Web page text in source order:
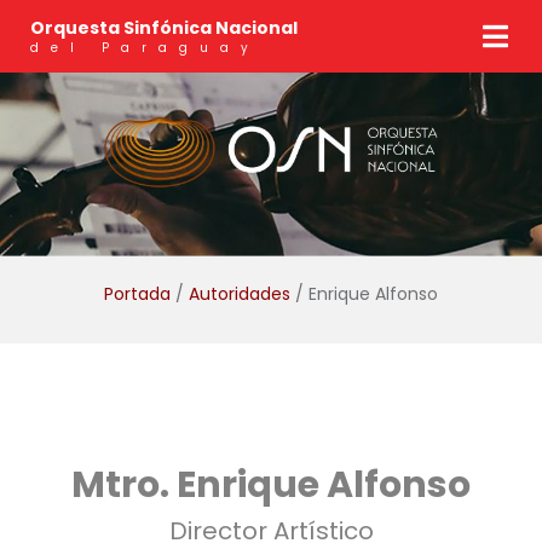
Orquesta Sinfónica Nacional
del Paraguay
Portada / Autoridades / Enrique Alfonso
Mtro. Enrique Alfonso
Director Artístico